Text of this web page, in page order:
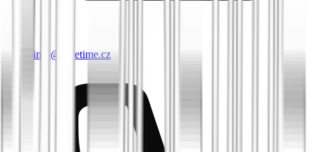
info@biketime.cz